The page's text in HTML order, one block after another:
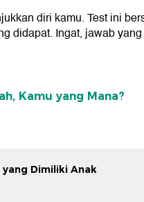
diri kamu. Test ini
didapat. Ingat, jawab
Kamu yang Mana?
yang Dimiliki Anak